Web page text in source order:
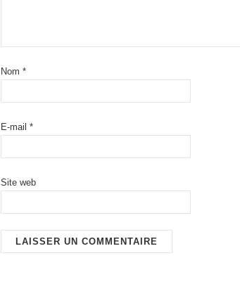
Nom *
E-mail *
Site web